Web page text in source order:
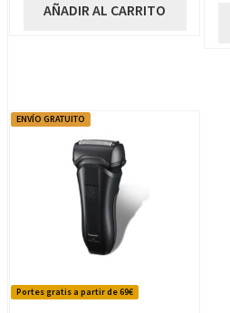
AÑADIR AL CARRITO
Portes gratis a partir de 69€
ENVÍO GRATUITO